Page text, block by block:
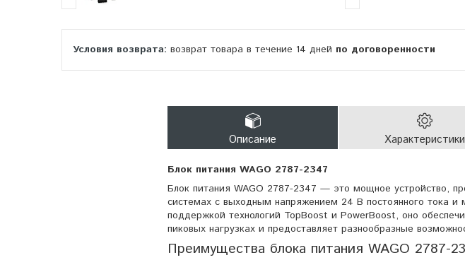
возврат товара в течение 14 дней по договоренности
Описание Характеристики
Блок питания WAGO 2787-2347
Блок питания WAGO 2787-2347 — это мощное устройство,
системах с выходным напряжением 24 В постоянного тока
поддержкой технологий TopBoost и PowerBoost, оно
пиковых нагрузках и предоставляет разнообразные
Преимущества блока питания WAGO 2787-